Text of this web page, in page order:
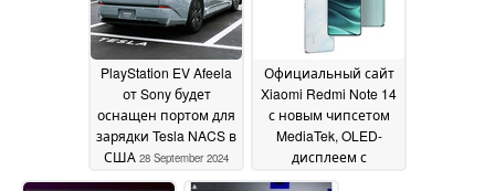
PlayStation EV Afeela
от Sony будет
оснащен портом для
зарядки Tesla NACS в
США 28 September 2024
Официальный сайт
Xiaomi Redmi Note 14
с новым чипсетом
MediaTek, OLED-
дисплеем с
разрешением 1 200